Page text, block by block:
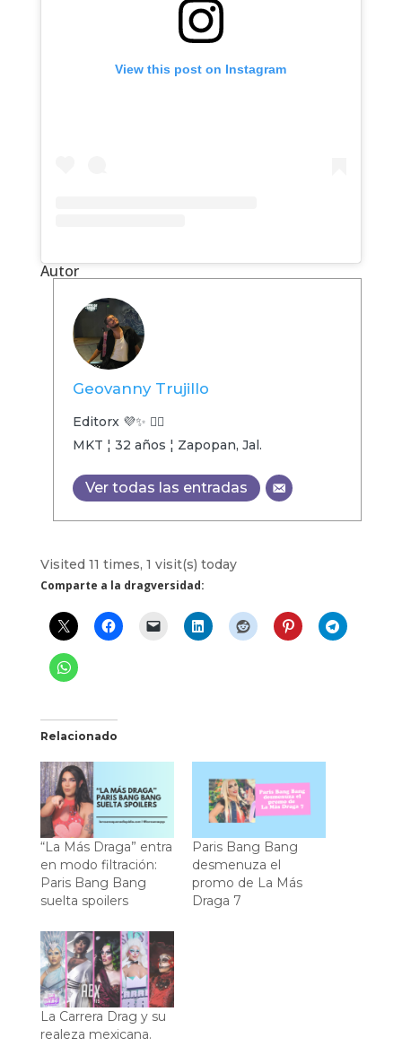
View this post on Instagram
Autor
Geovanny Trujillo
Editorx 💜✨ 🏳️‍🌈
MKT ¦ 32 años ¦ Zapopan, Jal.
Ver todas las entradas
Visited 11 times, 1 visit(s) today
Comparte a la dragversidad:
Relacionado
“La Más Draga” entra
en modo filtración:
Paris Bang Bang
suelta spoilers
Paris Bang Bang
desmenuza el
promo de La Más
Draga 7
La Carrera Drag y su
realeza mexicana.